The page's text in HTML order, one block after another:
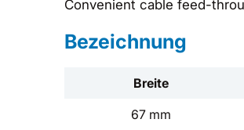
Convenient cable feed-
Bezeichnung
Breite
67 mm